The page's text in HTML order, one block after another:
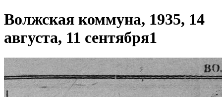
Волжская коммуна, 1935, 14
августа, 11 сентября1